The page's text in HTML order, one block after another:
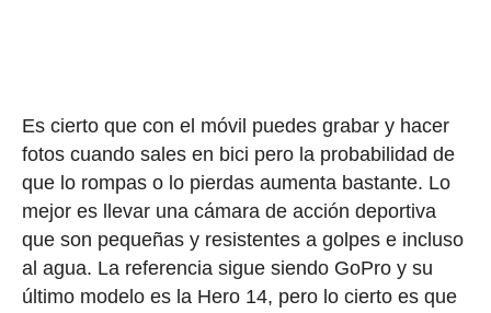
Es cierto que con el móvil puedes grabar y hacer
fotos cuando sales en bici pero la probabilidad de
que lo rompas o lo pierdas aumenta bastante. Lo
mejor es llevar una cámara de acción deportiva
que son pequeñas y resistentes a golpes e incluso
al agua. La referencia sigue siendo GoPro y su
último modelo es la Hero 14, pero lo cierto es que